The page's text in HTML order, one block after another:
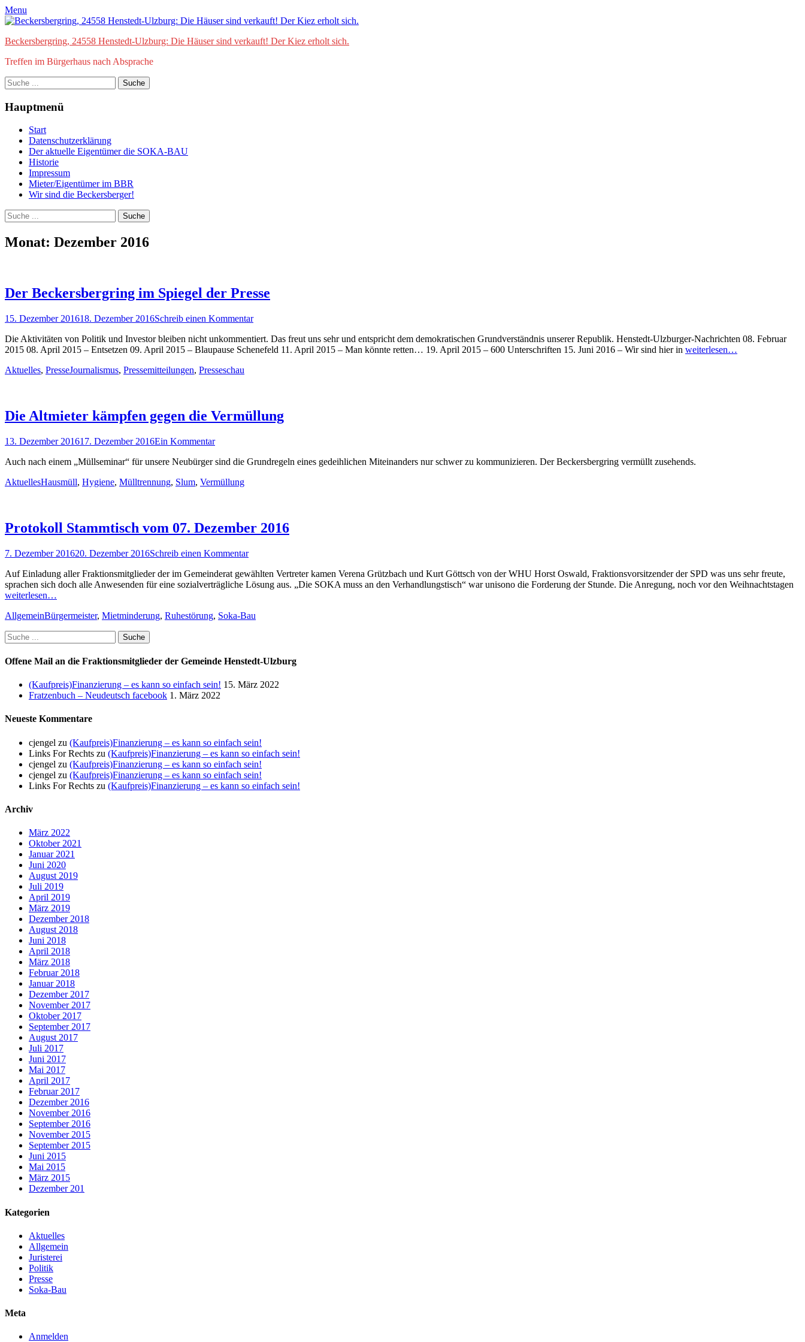
Zum
Inhalt
Facebook
E-
Mail
Menu
Beckersbergring, 24558 Henstedt-Ulzburg: Die Häuser sind verkauft! Der Kiez erholt sich.
Treffen im Bürgerhaus nach Absprache
Suche
nach:
Hauptmenü
Start
Datenschutzerklärung
Der aktuelle Eigentümer die SOKA-BAU
Historie
Impressum
Mieter/Eigentümer im BBR
Wir sind die Beckersberger!
bei
der
Suche
Suche
nach:
Monat: Dezember 2016
Der Beckersbergring im Spiegel der Presse
Posted
15. Dezember 201618. Dezember 2016Schreib einen Kommentar
Die Aktivitäten von Politik und Investor bleiben nicht unkommentiert. Das freut uns sehr und entspricht dem demokratischen Grundverständnis unserer Republik. Henstedt-Ulzburger-Nachrichten 08. Februar
2015 08. April 2015 – Entsetzen 09. April 2015 – Blaupause Schenefeld 11. April 2015 – Man könnte retten… 19. April 2015 – 600 Unterschriften 15. Juni 2016 – Wir sind hier in weiterlesen…
Kategorien
Aktuelles, PresseSchlagworte
Journalismus, Pressemitteilungen, Presseschau
Die Altmieter kämpfen gegen die Vermüllung
Posted
13. Dezember 201617. Dezember 2016Ein Kommentar
Auch nach einem „Müllseminar“ für unsere Neubürger sind die Grundregeln eines gedeihlichen Miteinanders nur schwer zu kommunizieren. Der Beckersbergring vermüllt zusehends.
Kategorien
AktuellesSchlagworte
Hausmüll, Hygiene, Mülltrennung, Slum, Vermüllung
Protokoll Stammtisch vom 07. Dezember 2016
Posted
7. Dezember 201620. Dezember 2016Schreib einen Kommentar
Auf Einladung aller Fraktionsmitglieder der im Gemeinderat gewählten Vertreter kamen Verena Grützbach und Kurt Göttsch von der WHU Horst Oswald, Fraktionsvorsitzender der SPD was uns sehr freute,
sprachen sich doch alle Anwesenden für eine sozialverträgliche Lösung aus. „Die SOKA muss an den Verhandlungstisch“ war unisono die Forderung der Stunde. Die Anregung, noch vor den Weihnachtstagen
weiterlesen…
Kategorien
AllgemeinSchlagworte
Bürgermeister, Mietminderung, Ruhestörung, Soka-Bau
Suche
nach:
Offene Mail an die Fraktionsmitglieder der Gemeinde Henstedt-Ulzburg
(Kaufpreis)Finanzierung – es kann so einfach sein! 15. März 2022
Fratzenbuch – Neudeutsch facebook 1. März 2022
Neueste Kommentare
cjengel zu (Kaufpreis)Finanzierung – es kann so einfach sein!
Links For Rechts zu (Kaufpreis)Finanzierung – es kann so einfach sein!
cjengel zu (Kaufpreis)Finanzierung – es kann so einfach sein!
cjengel zu (Kaufpreis)Finanzierung – es kann so einfach sein!
Links For Rechts zu (Kaufpreis)Finanzierung – es kann so einfach sein!
Archiv
März 2022
Oktober 2021
Januar 2021
Juni 2020
August 2019
Juli 2019
April 2019
März 2019
Dezember 2018
August 2018
Juni 2018
April 2018
März 2018
Februar 2018
Januar 2018
Dezember 2017
November 2017
Oktober 2017
September 2017
August 2017
Juli 2017
Juni 2017
Mai 2017
April 2017
Februar 2017
Dezember 2016
November 2016
September 2016
November 2015
September 2015
Juni 2015
Mai 2015
März 2015
Dezember 201
Kategorien
Aktuelles
Allgemein
Juristerei
Politik
Presse
Soka-Bau
Meta
Anmelden